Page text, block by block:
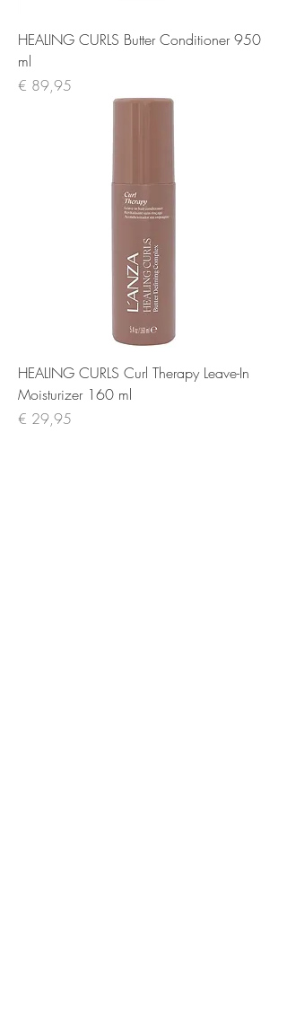
HEALING CURLS Butter Conditioner 950
ml
Prijs
€ 89,95
HEALING CURLS Curl Therapy Leave-In
Moisturizer 160 ml
Prijs
€ 29,95